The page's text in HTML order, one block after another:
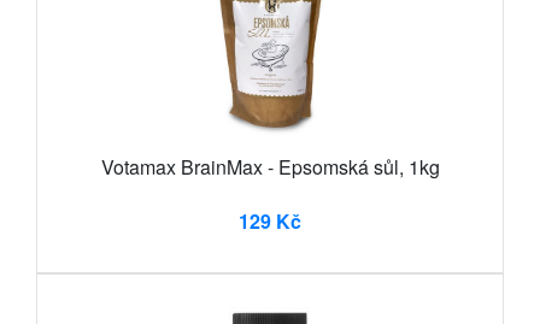
Votamax BrainMax - Epsomská sůl, 1kg
129 Kč